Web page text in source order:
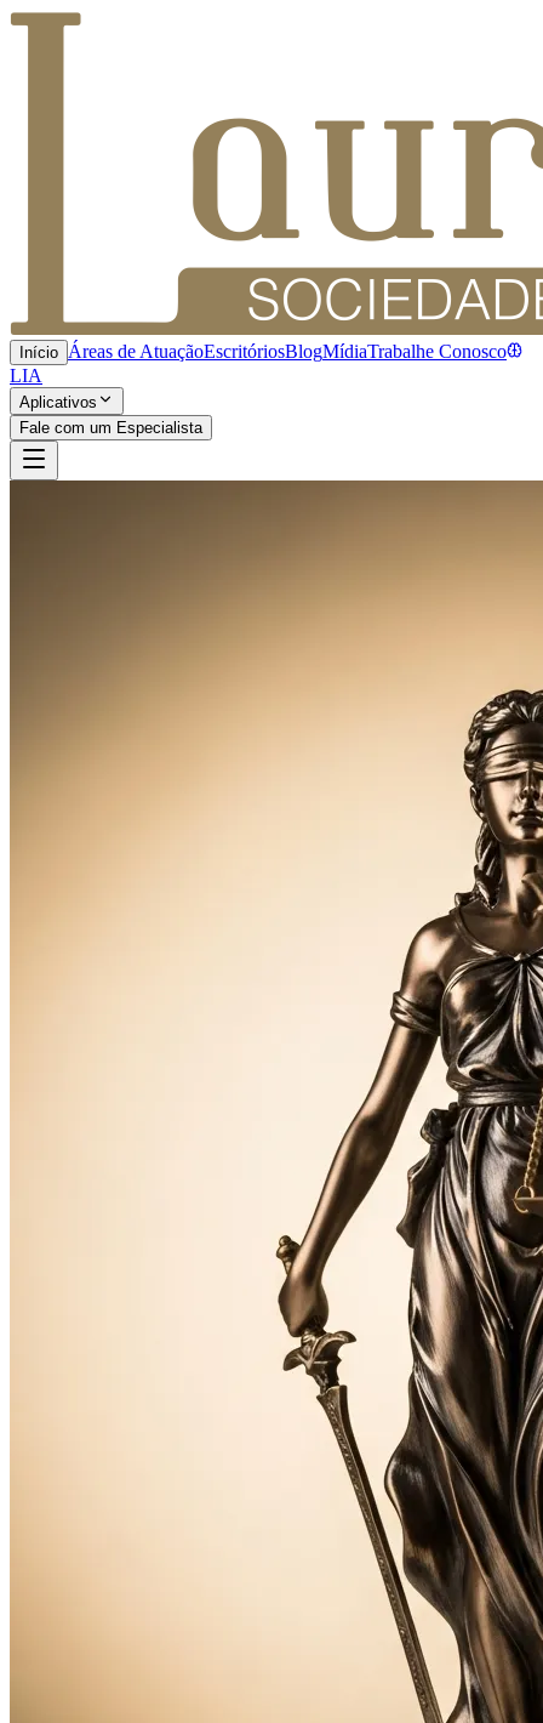
Início Áreas de AtuaçãoEscritóriosBlogMídiaTrabalhe Conosco
LIA
Aplicativos
Fale com um Especialista